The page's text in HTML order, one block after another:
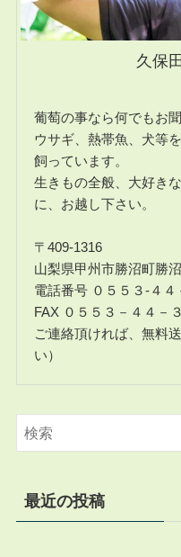
久保
葡萄の事なら何でもお聞
ウサギ、熱帯魚、犬等を
飼っています。
生きもの全般、大好き
に、お越し下さい。
〒409-1316
山梨県甲州市勝沼町勝
電話番号 ０５５３-４４
FAX ０５５３－４４－
ご連絡頂ければ、無料
い）
最近の投稿